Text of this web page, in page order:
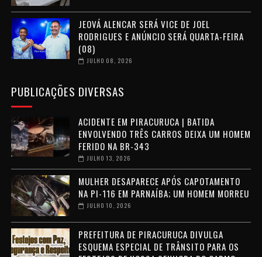
JEOVÁ ALENCAR SERÁ VICE DE JOEL
RODRIGUES E ANÚNCIO SERÁ QUARTA-FEIRA
(08)
JULHO 08, 2026
PUBLICAÇÕES DIVERSAS
ACIDENTE EM PIRACURUCA | BATIDA
ENVOLVENDO TRÊS CARROS DEIXA UM HOMEM
FERIDO NA BR-343
JULHO 13, 2026
MULHER DESAPARECE APÓS CAPOTAMENTO
NA PI-116 EM PARNAÍBA; UM HOMEM MORREU
JULHO 10, 2026
PREFEITURA DE PIRACURUCA DIVULGA
ESQUEMA ESPECIAL DE TRÂNSITO PARA OS